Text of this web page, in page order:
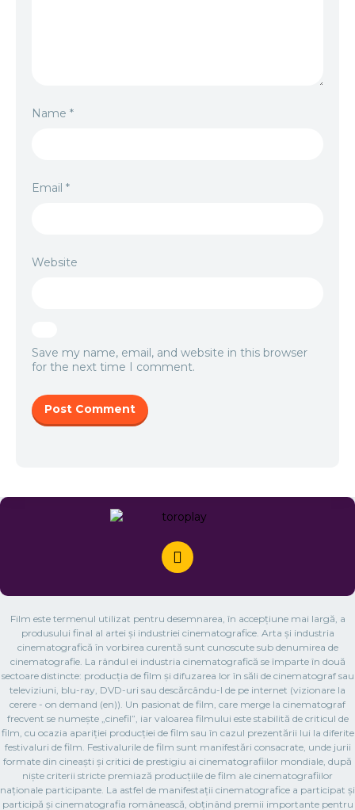
Name *
Email *
Website
Save my name, email, and website in this browser
for the next time I comment.
Film este termenul utilizat pentru desemnarea, în accepțiune mai largă, a
produsului final al artei și industriei cinematografice. Arta și industria
cinematografică în vorbirea curentă sunt cunoscute sub denumirea de
cinematografie. La rândul ei industria cinematografică se împarte în două
sectoare distincte: producția de film și difuzarea lor în săli de cinematograf sau
televiziuni, blu-ray, DVD-uri sau descărcându-l de pe internet (vizionare la
cerere - on demand (en)). Un pasionat de film, care merge la cinematograf
frecvent se numește „cinefil”, iar valoarea filmului este stabilită de criticul de
film, cu ocazia apariției producției de film sau în cazul prezentării lui la diferite
festivaluri de film. Festivalurile de film sunt manifestări consacrate, unde jurii
formate din cineaști și critici de prestigiu ai cinematografiilor mondiale, după
niște criterii stricte premiază producțiile de film ale cinematografiilor
naționale participante. La astfel de manifestații cinematografice a participat și
participă și cinematografia românească, obținând premii importante pentru